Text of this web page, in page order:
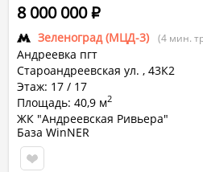
Зеленоград (МЦД-3) (4 мин.
Андреевка пгт
Староандреевская ул. , 43К2
Этаж: 17 / 17
Площадь: 40,9 м2
ЖК "Андреевская Ривьера"
8 000 000Р
База WinNER